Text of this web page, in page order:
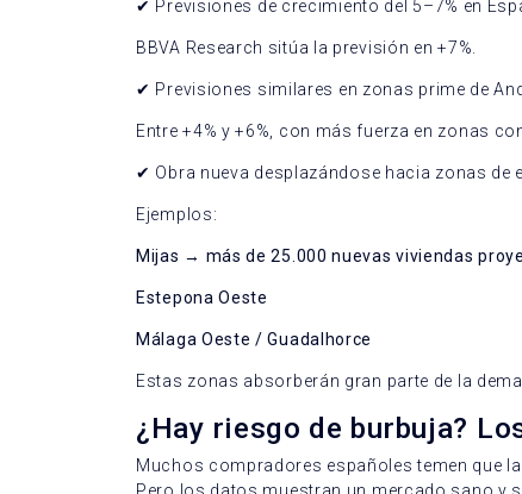
✔ Previsiones de crecimiento del 5–7% en
BBVA Research sitúa la previsión en +7%.
✔ Previsiones similares en zonas prime de
Entre +4% y +6%, con más fuerza en zonas
✔ Obra nueva desplazándose hacia zonas de
Ejemplos:
Mijas → más de 25.000 nuevas viviendas
Estepona Oeste
Málaga Oeste / Guadalhorce
Estas zonas absorberán gran parte de la
¿Hay riesgo de burbuja?
Muchos compradores españoles temen que
Pero los datos muestran un mercado sano y